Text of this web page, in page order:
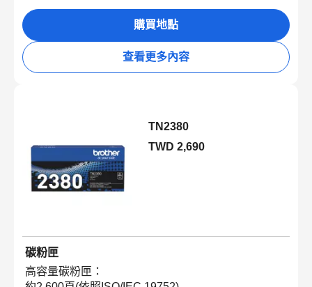
購買地點
查看更多內容
TN2380
TWD 2,690
碳粉匣
高容量碳粉匣：